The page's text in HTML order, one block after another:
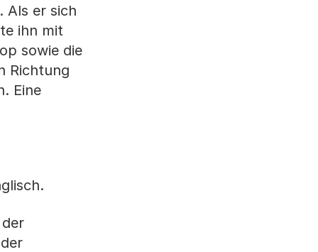
Als er sich
ihn mit
sowie die
Richtung
Eine